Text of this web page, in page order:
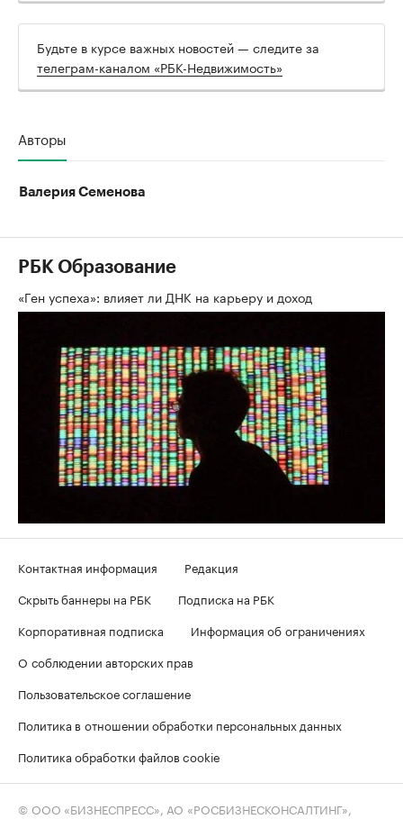
Будьте в курсе важных новостей — следите за
телеграм-каналом «РБК-Недвижимость»
Авторы
Валерия Семенова
РБК Образование
«Ген успеха»: влияет ли ДНК на карьеру и доход
Контактная информация
Редакция
Скрыть баннеры на РБК
Подписка на РБК
Корпоративная подписка
Информация об ограничениях
О соблюдении авторских прав
Пользовательское соглашение
Политика в отношении обработки персональных данных
Политика обработки файлов cookie
© ООО «БИЗНЕСПРЕСС», АО «РОСБИЗНЕСКОНСАЛТИНГ»,